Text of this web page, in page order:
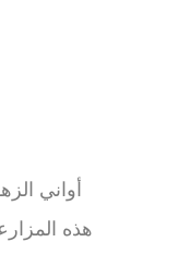
أواني
هذه